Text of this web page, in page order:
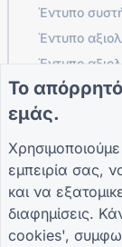
Έντυπο
Έντυπο
Έντυπο
εφοδιαστική
Έντυπο
ωφέλειας
Φόρμα
ΟΔΗΓΟΊ
Το
εμάς.
εμπειρία σας,
και να
διαφημίσεις.
cookies',